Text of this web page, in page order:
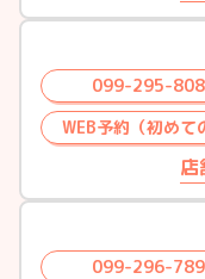
099-295-
WEB予約（初めて
店
099-296-